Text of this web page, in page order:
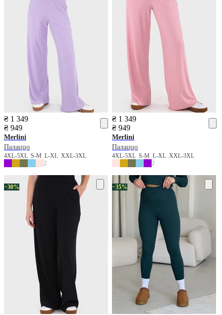
₴ 1 349
₴ 949
Merlini
Палаццо
4XL-5XL S-M L-XL XXL-3XL
2
₴ 1 349
₴ 949
Merlini
Палаццо
4XL-5XLS-ML-XLXXL-3XL
2
−30% −35%